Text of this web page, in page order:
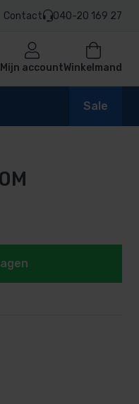
Contact 040-20 169 27
Mijn accountWinkelmand
Sale